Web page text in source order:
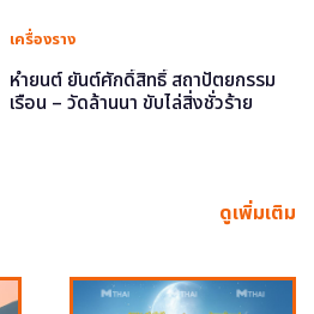
เครื่องราง
หำยนต์ ยันต์ศักดิ์สิทธิ์ สถาปัตยกรรม
เรือน – วัดล้านนา ขับไล่สิ่งชั่วร้าย
ดูเพิ่มเติม